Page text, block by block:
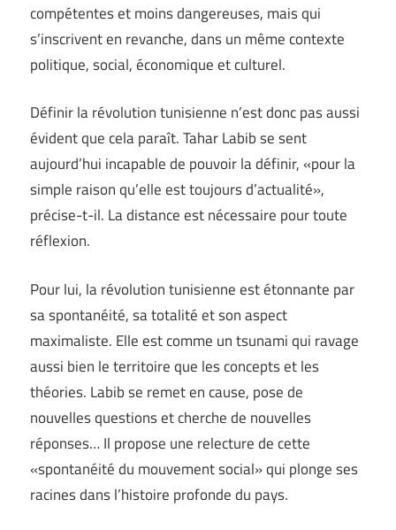
compétentes et moins dangereuses, mais qui
s’inscrivent en revanche, dans un même contexte
politique, social, économique et culturel.
Définir la révolution tunisienne n’est donc pas aussi
évident que cela paraît. Tahar Labib se sent
aujourd’hui incapable de pouvoir la définir, «pour la
simple raison qu’elle est toujours d’actualité»,
précise-t-il. La distance est nécessaire pour toute
réflexion.
Pour lui, la révolution tunisienne est étonnante par
sa spontanéité, sa totalité et son aspect
maximaliste. Elle est comme un tsunami qui ravage
aussi bien le territoire que les concepts et les
théories. Labib se remet en cause, pose de
nouvelles questions et cherche de nouvelles
réponses… Il propose une relecture de cette
«spontanéité du mouvement social» qui plonge ses
racines dans l’histoire profonde du pays.